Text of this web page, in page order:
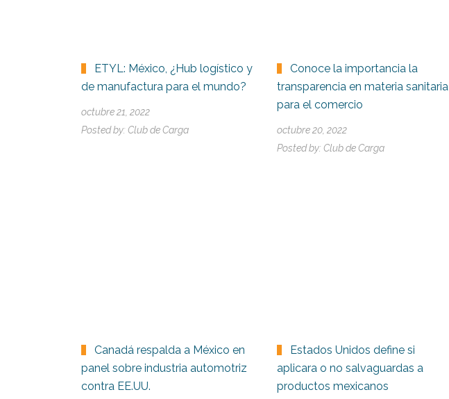
ETYL: México, ¿Hub logístico y
de manufactura para el mundo?
octubre 21, 2022
Posted by: Club de Carga
Conoce la importancia la
transparencia en materia sanitaria
para el comercio
octubre 20, 2022
Posted by: Club de Carga
Canadá respalda a México en
panel sobre industria automotriz
contra EE.UU.
Estados Unidos define si
aplicara o no salvaguardas a
productos mexicanos